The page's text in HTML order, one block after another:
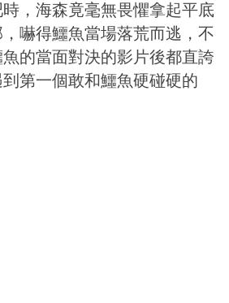
，海森竟毫無畏懼拿起平底
嚇得鱷魚當場落荒而逃，不
的當面對決的影片後都直誇
第一個敢和鱷魚硬碰硬的